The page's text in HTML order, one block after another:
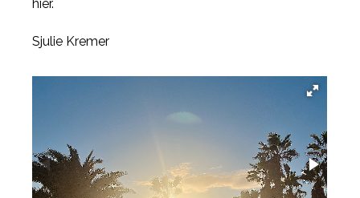
hier.
Sjulie Kremer